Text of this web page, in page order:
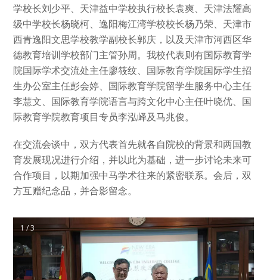
学校长刘少平、天津益中学校执行校长袁爽、天津法耀高
级中学校长杨晓柯、逸阳梅江湾学校校长杨乃荣、天津市
西青逸阳文思学校教学副校长郭庆，以及天津市河西区华
德教育培训学校部门主管孙周。我校代表则有国际教育学
院国际学术交流处主任廖筱纹、国际教育学院国际学生招
生办公室主任彭会婷、国际教育学院留学生服务中心主任
李慧文、国际教育学院语言与跨文化中心主任叶晓优、国
际教育学院教育项目专员李泓峄及马兆俊。
在交流会谈中，双方代表首先就各自院校的背景和两国教
育发展现况进行介绍，并以此为基础，进一步讨论未来可
合作项目，以期加强中马学术往来的紧密联系。会后，双
方互赠纪念品，并合影留念。
1 / 3